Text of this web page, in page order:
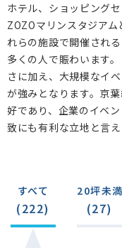
ホテル、ショッピング
ZOZOマリンスタジア
れらの施設で開催され
多くの人で賑わいます
さに加え、大規模なイ
が強みとなります。京
好であり、企業のイベ
致にも有利な立地と言え
すべて
(222)
20坪未満
(27)